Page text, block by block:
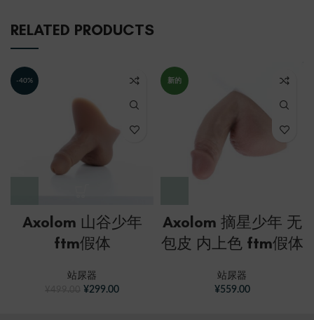
RELATED PRODUCTS
-40%
Axolom 山谷少年
ftm假体
站尿器
¥299.00
新的
Axolom 摘星少年 无
包皮 内上色 ftm假体
站尿器
¥559.00